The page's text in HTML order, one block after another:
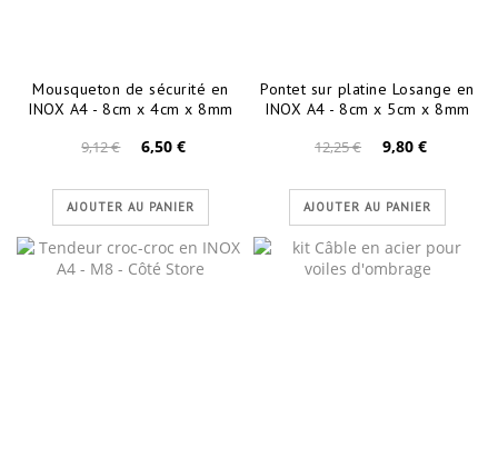
Mousqueton de sécurité en
INOX A4 - 8cm x 4cm x 8mm
9,12 €
6,50 €
AJOUTER AU PANIER
Pontet sur platine Losange en
INOX A4 - 8cm x 5cm x 8mm
12,25 €
9,80 €
AJOUTER AU PANIER